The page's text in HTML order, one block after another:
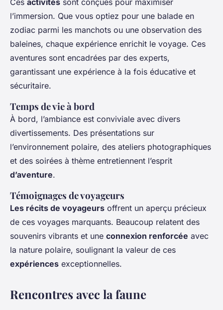
Ces activités sont conçues pour maximiser
l’immersion. Que vous optiez pour une balade en
zodiac parmi les manchots ou une observation des
baleines, chaque expérience enrichit le voyage. Ces
aventures sont encadrées par des experts,
garantissant une expérience à la fois éducative et
sécuritaire.
Temps de vie à bord
À bord, l’ambiance est conviviale avec divers
divertissements. Des présentations sur
l’environnement polaire, des ateliers photographiques
et des soirées à thème entretiennent l’esprit
d’aventure.
Témoignages de voyageurs
Les récits de voyageurs offrent un aperçu précieux
de ces voyages marquants. Beaucoup relatent des
souvenirs vibrants et une connexion renforcée avec
la nature polaire, soulignant la valeur de ces
expériences exceptionnelles.
Rencontres avec la faune